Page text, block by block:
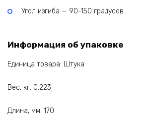
Угол изгиба — 90-150 градусов.
Информация об упаковке
Единица товара: Штука
Вес, кг: 0.223
Длина, мм: 170